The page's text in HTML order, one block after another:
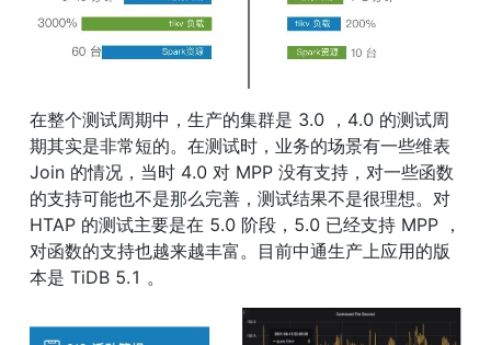
在整个测试周期中，生产的集群是 3.0 ，4.0 的测试周
期其实是非常短的。在测试时，业务的场景有一些维表
Join 的情况，当时 4.0 对 MPP 没有支持，对一些函数
的支持可能也不是那么完善，测试结果不是很理想。对
HTAP 的测试主要是在 5.0 阶段，5.0 已经支持 MPP ，
对函数的支持也越来越丰富。目前中通生产上应用的版
本是 TiDB 5.1 。